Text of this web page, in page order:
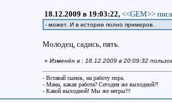
18.12.2009 в 19:03:22, <<GEM>>
- может. И в истории полно примеров.
Молодец, садись, пять.
« Изменён в : 18.12.2009 в 20:09:32
- Вставай сынок, на работу пора.
- Мама, какая работа? Сегодня же выходной?!
- Какой выходной! Мы же негры!!!